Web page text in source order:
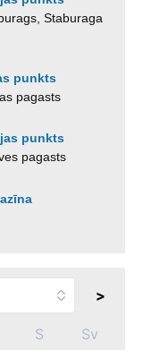
Staburaga
punkts
pagasts
punkts
pagasts
>
S Sv